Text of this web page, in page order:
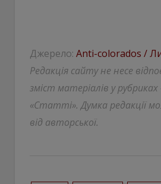
Джерело: Anti-colorados /
Редакція сайту не несе
зміст матеріалів у
«Статті». Думка редакції
від авторської.